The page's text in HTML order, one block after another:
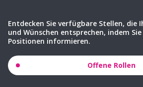
Entdecken Sie verfügbare Stellen, die
und Wünschen entsprechen, indem
Positionen informieren.
Offene Rollen